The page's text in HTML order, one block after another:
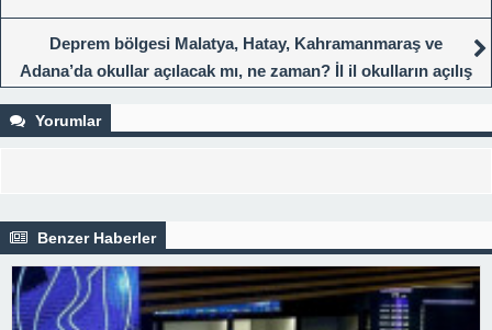
Deprem bölgesi Malatya, Hatay, Kahramanmaraş ve
Adana’da okullar açılacak mı, ne zaman? İl il okulların açılış
Yorumlar
Benzer Haberler